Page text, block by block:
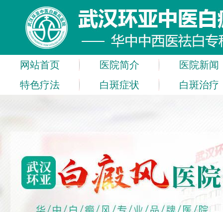
网站首页 医院简介
医院新闻
特色疗法
白斑症状 白斑治疗